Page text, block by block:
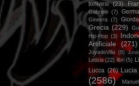
forlivesi (23)
Gabriele (7)
Ginevra (7)
Grecia (229)
Hip-Hop (3)
Artificiale
(271)
JoyadeVilla (8)
Letizia (22) libri (5)
Lucca (26) Lucia
(2586)